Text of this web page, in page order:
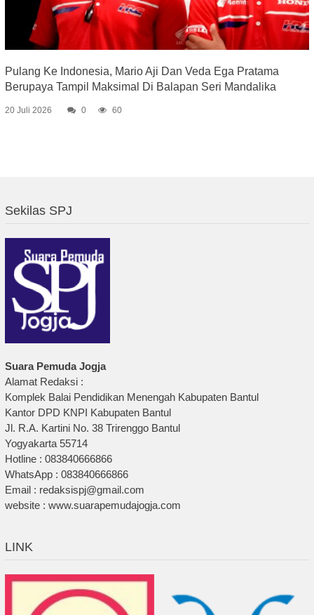
Pulang Ke Indonesia, Mario Aji Dan Veda Ega Pratama
Berupaya Tampil Maksimal Di Balapan Seri Mandalika
20 Juli 2026 0 60
Sekilas SPJ
Suara Pemuda Jogja
Alamat Redaksi :
Komplek Balai Pendidikan Menengah Kabupaten Bantul
Kantor DPD KNPI Kabupaten Bantul
Jl. R.A. Kartini No. 38 Trirenggo Bantul
Yogyakarta 55714
Hotline : 083840666866
WhatsApp : 083840666866
Email : redaksispj@gmail.com
website : www.suarapemudajogja.com
LINK